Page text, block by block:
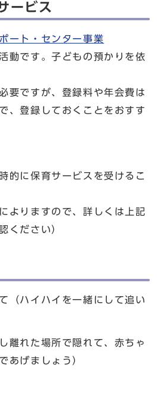
ービス
ート・センター事業
動です。子どもの預かりを依
要ですが、登録料や年会費は
、登録しておくことをおすす
的に保育サービスを受けるこ
よりますので、詳しくは上記
ください）
（ハイハイを一緒にして追い
離れた場所で隠れて、赤ちゃ
あげましょう）